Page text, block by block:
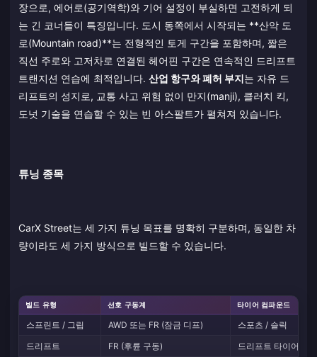
장으로, 에어로(공기역학)와 기어 설정이 부실하면 고전하게 되
는 긴 코너들이 특징입니다. 도시 동쪽에서 시작되는 **산악 도
로(Mountain road)**는 전형적인 토게 구간을 포함하며, 짧은
직선 주로와 고저차로 연결된 헤어핀 구간은 연속적인 드리프트
트랜지션 연습에 최적입니다. 산업 항구와 폐허 부지는 자유 드
리프트의 성지로, 교통 사고 위험 없이 만지(manji), 클러치 킥,
도넛 기술을 연습할 수 있는 빈 아스팔트가 펼쳐져 있습니다.
튜닝 종목
CarX Street는 세 가지 튜닝 목표를 명확히 구분하며, 동일한 차
량이라도 세 가지 방식으로 빌드할 수 있습니다.
빌드 유형 선호 구동계 타이어 컴파운드
스프린트 / 그립 AWD 또는 FR (잠금 디프)
스포츠 / 슬릭
드리프트
FR (후륜 구동)
드리프트 타이어 (접